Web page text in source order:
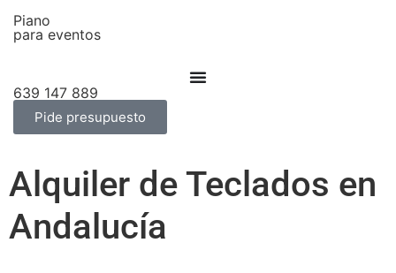
Piano
para eventos
639 147 889
Pide presupuesto
Alquiler de Teclados en
Andalucía